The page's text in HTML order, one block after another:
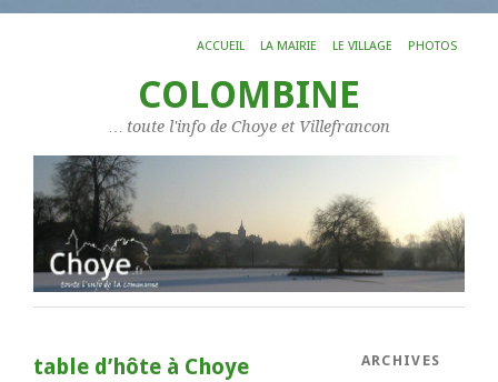
ACCUEIL LA MAIRIE LE VILLAGE PHOTOS
COLOMBINE
… toute l'info de Choye et Villefrancon
table d’hôte à Choye
ARCHIVES